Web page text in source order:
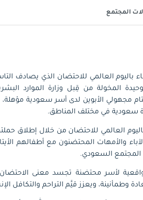
المجتمع
باليوم العالمي للاحتضان الذي يصادف
المخولة من قِبل وزارة الموارد
مجهولي الأبوين لدى أسر سعودية مؤهلة،
العالمي للاحتضان من خلال إطلاق
والأمهات المحتضنون مع أطفالهم
المجتمع السعودي.
لأسر محتضنة تجسد معنى
وطمأنينة، ويعزز قيَّم التراحم والتكافل